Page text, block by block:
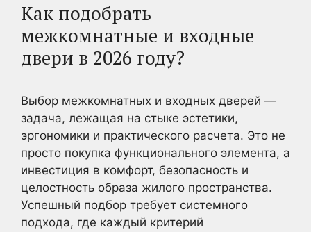
Как подобрать
межкомнатные и входные
двери в 2026 году?
Выбор межкомнатных и входных дверей —
задача, лежащая на стыке эстетики,
эргономики и практического расчета. Это не
просто покупка функционального элемента, а
инвестиция в комфорт, безопасность и
целостность образа жилого пространства.
Успешный подбор требует системного
подхода, где каждый критерий